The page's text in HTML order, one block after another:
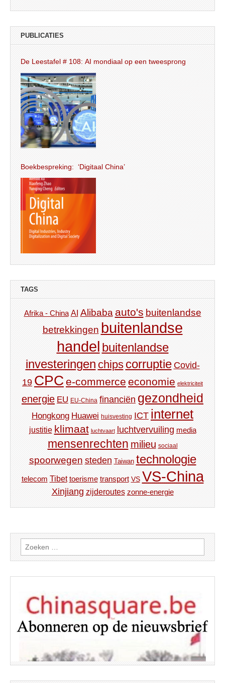
PUBLICATIES
De Leestafel # 108: AI mondiaal op een tweesprong
Boekbespreking: ‘Digitaal China’
TAGS
Afrika - China AI Alibaba auto's buitenlandse
betrekkingen buitenlandse
handel buitenlandse
investeringen chips corruptie Covid-
19 CPC e-commerce economie elektriciteit
energie EU EU-China financiën gezondheid
Hongkong Huawei huisvesting ICT internet
justitie klimaat luchtvaart luchtvervuiling media
mensenrechten milieu sociaal
spoorwegen steden Taiwan technologie
telecom Tibet toerisme transport VS VS-China
Xinjiang zijderoutes zonne-energie
Zoeken
naar: